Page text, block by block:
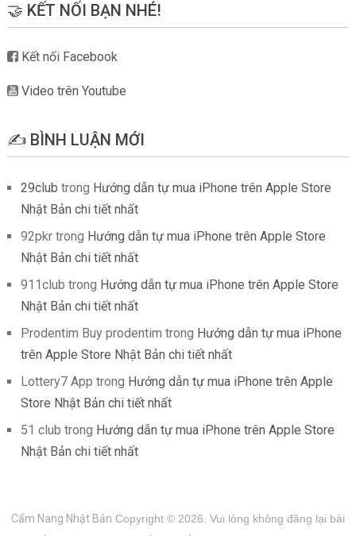
🤝 KẾT NỐI BẠN NHÉ!
Kết nối Facebook
Video trên Youtube
✍️ BÌNH LUẬN MỚI
29club trong Hướng dẫn tự mua iPhone trên Apple Store
Nhật Bản chi tiết nhất
92pkrtrong Hướng dẫn tự mua iPhone trên Apple Store
Nhật Bản chi tiết nhất
911club trong Hướng dẫn tự mua iPhone trên Apple Store
Nhật Bản chi tiết nhất
Prodentim Buy prodentim trong Hướng dẫn tự mua iPhone
trên Apple Store Nhật Bản chi tiết nhất
Lottery7 App trong Hướng dẫn tự mua iPhone trên Apple
Store Nhật Bản chi tiết nhất
51 club trong Hướng dẫn tự mua iPhone trên Apple Store
Nhật Bản chi tiết nhất
Cẩm Nang Nhật Bản Copyright © 2026. Vui lòng không đăng lại bài